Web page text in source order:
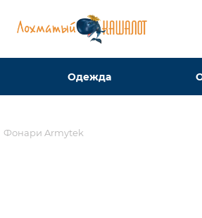
Одежда
Фонари Armytek